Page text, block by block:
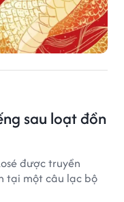
sau loạt đồn
được truyền
tại một câu lạc bộ